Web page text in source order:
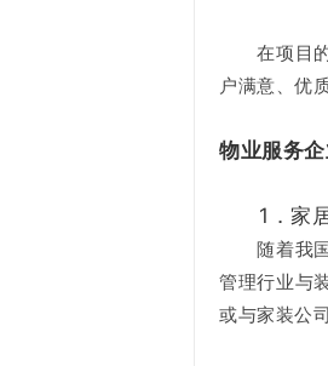
在项目的
户满意、优
物业服务
1．家
随着我国
管理行业与
或与家装公